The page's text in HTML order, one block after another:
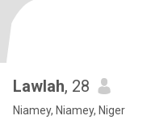
Lawlah, 28
Niamey, Niamey, Niger